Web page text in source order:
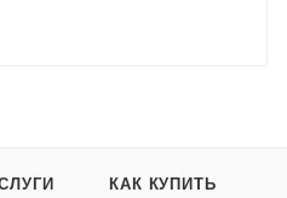
КАК КУПИТЬ